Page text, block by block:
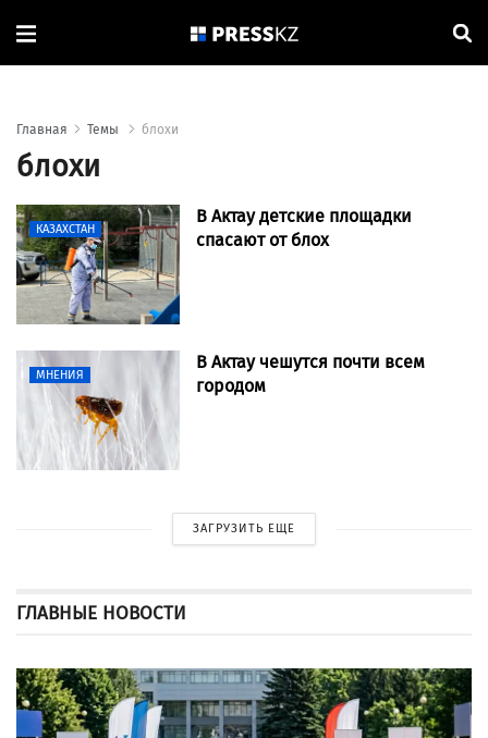
Главная Темы блохи
блохи
КАЗАХСТАН
В Актау детские площадки
спасают от блох
МНЕНИЯ
В Актау чешутся почти всем
городом
ЗАГРУЗИТЬ ЕЩЕ
ГЛАВНЫЕ НОВОСТИ